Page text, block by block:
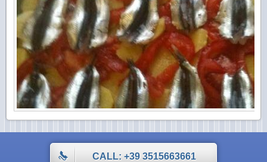
CALL: +39 3515663661